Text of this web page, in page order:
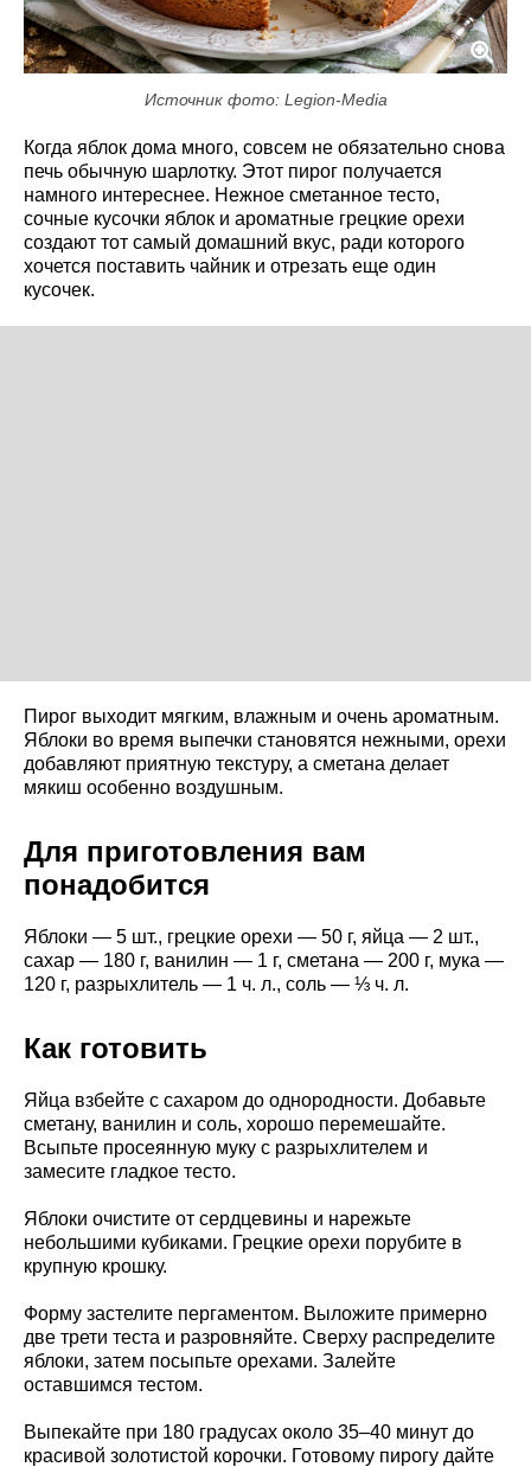
Источник фото: Legion-Media
Когда яблок дома много, совсем не обязательно снова
печь обычную шарлотку. Этот пирог получается
намного интереснее. Нежное сметанное тесто,
сочные кусочки яблок и ароматные грецкие орехи
создают тот самый домашний вкус, ради которого
хочется поставить чайник и отрезать еще один
кусочек.
Пирог выходит мягким, влажным и очень ароматным.
Яблоки во время выпечки становятся нежными, орехи
добавляют приятную текстуру, а сметана делает
мякиш особенно воздушным.
Для приготовления вам
понадобится
Яблоки — 5 шт., грецкие орехи — 50 г, яйца — 2 шт.,
сахар — 180 г, ванилин — 1 г, сметана — 200 г, мука —
120 г, разрыхлитель — 1 ч. л., соль — ⅓ ч. л.
Как готовить
Яйца взбейте с сахаром до однородности. Добавьте
сметану, ванилин и соль, хорошо перемешайте.
Всыпьте просеянную муку с разрыхлителем и
замесите гладкое тесто.
Яблоки очистите от сердцевины и нарежьте
небольшими кубиками. Грецкие орехи порубите в
крупную крошку.
Форму застелите пергаментом. Выложите примерно
две трети теста и разровняйте. Сверху распределите
яблоки, затем посыпьте орехами. Залейте
оставшимся тестом.
Выпекайте при 180 градусах около 35–40 минут до
красивой золотистой корочки. Готовому пирогу дайте